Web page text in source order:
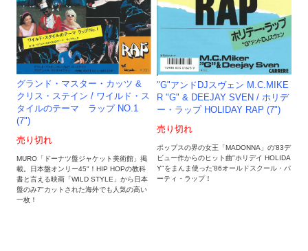
グランド・マスター・カッツ &
クリス・ステイン / ワイルド・ス
タイルのテーマ ラップ NO.1
(7")
売り切れ
MURO「ドーナツ盤ジャケット美術館」掲
載。日本盤オンリー45"！HIP HOPの教科
書と言える映画「WILD STYLE」から日本
盤のみ7"カットされた海外でも人気の高い
一枚！
"G"アンドDJスヴェン M.C.MIKE
R "G" & DEEJAY SVEN / ホリデ
ー・ラップ HOLIDAY RAP (7")
売り切れ
ポップスの界の女王「MADONNA」の'83デ
ビュー作からのヒット曲"ホリデイ HOLIDA
Y"をまんま使った'86オールドスクール・パ
ーティ・ラップ！